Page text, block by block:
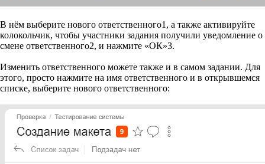
В нём выберите нового ответственного1 , а также активируйте
колокольчик, чтобы участники задания получили уведомление о
смене ответственного2, и нажмите «ОК»3.
Изменить ответственного можете также и в самом задании. Для
этого, просто нажмите на имя ответственного и в открывшемся
списке, выберите нового ответственного: